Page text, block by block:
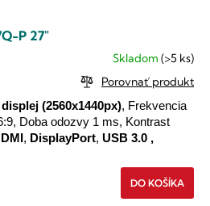
P 27"
Skladom(>5 ks)
Porovnať produkt
DO KOŠÍKA
displej (2560x1440px), Frekvencia
Doba odozvy 1 ms, Kontrast
, DisplayPort, USB 3.0 ,